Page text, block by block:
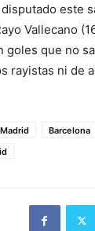
este
Vallecano
goles que no
rayistas ni de
Barcelona